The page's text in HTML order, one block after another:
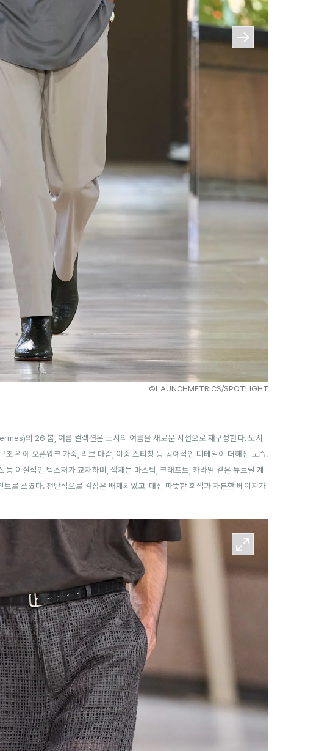
©LAUNCHMETRICS/SPOTLIGHT
의 26 봄, 여름 컬렉션은 도시의 여름을 새로운 시선으로 재구성한다. 도시
위에 오픈워크 가죽, 리브 마감, 이중 스티칭 등 공예적인 디테일이 더해진 모습.
등 이질적인 텍스처가 교차하며,색채는 마스틱, 크래프트, 카라멜 같은 뉴트럴 계
로 쓰였다. 전반적으로 검정은 배제되었고, 대신 따뜻한 회색과 차분한 베이지가